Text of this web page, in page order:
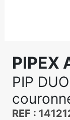
PIPEX
PIP
REF :